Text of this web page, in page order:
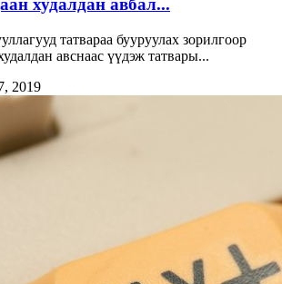
худалдан авбал...
татвараа бууруулах зорилгоор
авснаас үүдэж татвары...
2019